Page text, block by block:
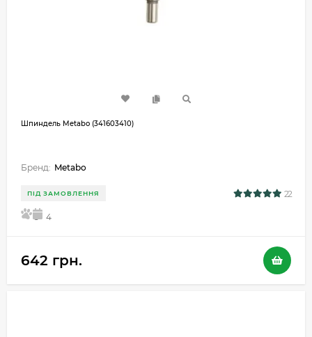
Шпиндель Metabo (341603410)
Бренд: Metabo
ПІД ЗАМОВЛЕННЯ 22
5 4
642 грн.